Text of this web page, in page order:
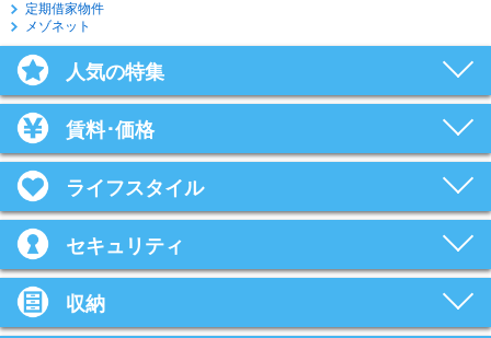
定期借家物件
メゾネット
人気の特集
賃料･価格
ライフスタイル
セキュリティ
収納